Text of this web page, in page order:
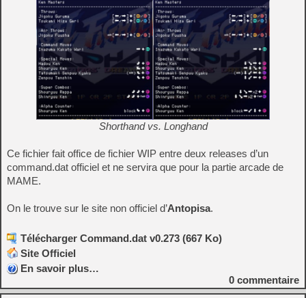
Shorthand vs. Longhand
Ce fichier fait office de fichier WIP entre deux releases d’un
command.dat officiel et ne servira que pour la partie arcade de
MAME.
On le trouve sur le site non officiel d’Antopisa.
Télécharger Command.dat v0.273 (667 Ko)
Site Officiel
En savoir plus…
0 commentaire